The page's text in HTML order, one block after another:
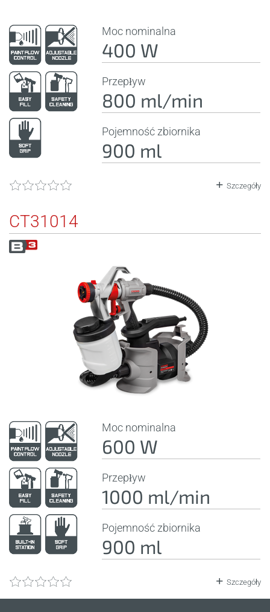
Moc nominalna
400 W
Przepływ
800 ml/min
Pojemność zbiornika
900 ml
Szczegóły
CT31014
Moc nominalna
600 W
Przepływ
1000 ml/min
Pojemność zbiornika
900 ml
Szczegóły